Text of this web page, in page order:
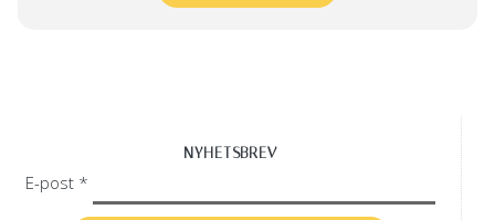
NYHETSBREV
E-post *